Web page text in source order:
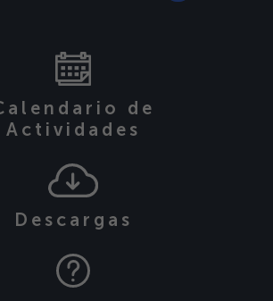
de
Actividades
Descargas